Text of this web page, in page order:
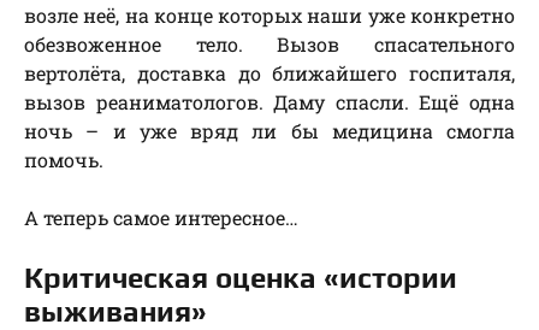
возле неё, на конце которых наши уже конкретно
обезвоженное тело. Вызов спасательного
вертолёта, доставка до ближайшего госпиталя,
вызов реаниматологов. Даму спасли. Ещё одна
ночь – и уже вряд ли бы медицина смогла
помочь.
А теперь самое интересное…
Критическая оценка «истории
выживания»